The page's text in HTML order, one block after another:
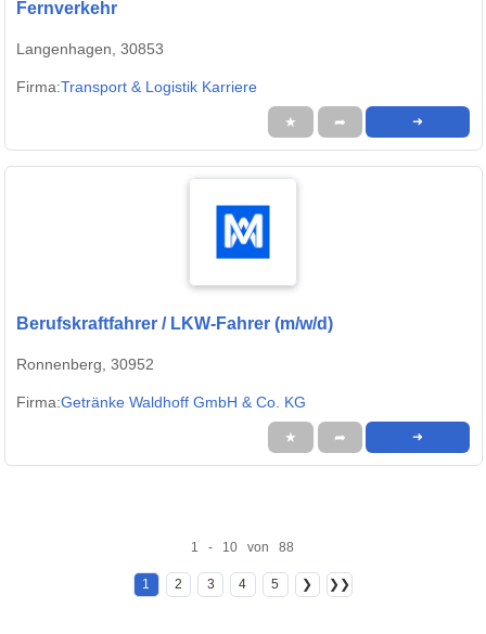
Fernverkehr
Langenhagen, 30853
Firma:Transport & Logistik Karriere
★ ➦ ➜
Berufskraftfahrer / LKW-Fahrer (m/w/d)
Ronnenberg, 30952
Firma:Getränke Waldhoff GmbH & Co. KG
★ ➦ ➜
1 - 10 von 88
1 2 3 4 5 ❯ ❯❯